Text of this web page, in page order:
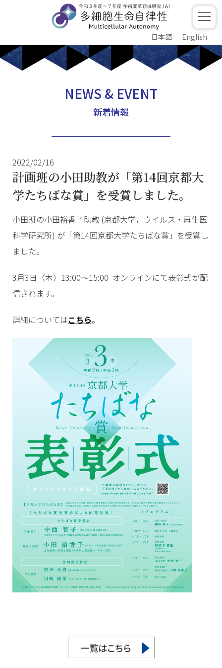
English
日本語
NEWS & EVENT
新着情報
2022/02/16
計画班の小田助教が「第14回京都大
学たちばな賞」を受賞しました。
小田班の小田裕香子助教 (京都大学，ウイルス・再生医
科学研究所) が「第14回京都大学たちばな賞」を受賞し
ました。
3月3日（木）13:00〜15:00 オンラインにて表彰式が配
信されます。
詳細についてはこちら。